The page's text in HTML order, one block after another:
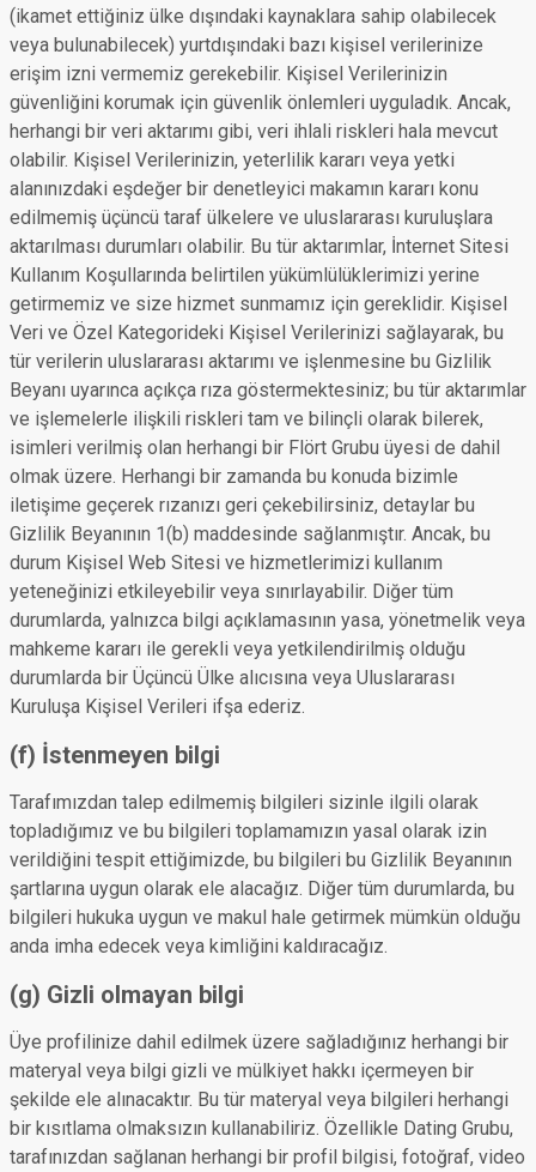
(ikamet ettiğiniz ülke dışındaki kaynaklara sahip olabilecek
veya bulunabilecek) yurtdışındaki bazı kişisel verilerinize
erişim izni vermemiz gerekebilir. Kişisel Verilerinizin
güvenliğini korumak için güvenlik önlemleri uyguladık. Ancak,
herhangi bir veri aktarımı gibi, veri ihlali riskleri hala mevcut
olabilir. Kişisel Verilerinizin, yeterlilik kararı veya yetki
alanınızdaki eşdeğer bir denetleyici makamın kararı konu
edilmemiş üçüncü taraf ülkelere ve uluslararası kuruluşlara
aktarılması durumları olabilir. Bu tür aktarımlar, İnternet Sitesi
Kullanım Koşullarında belirtilen yükümlülüklerimizi yerine
getirmemiz ve size hizmet sunmamız için gereklidir. Kişisel
Veri ve Özel Kategorideki Kişisel Verilerinizi sağlayarak, bu
tür verilerin uluslararası aktarımı ve işlenmesine bu Gizlilik
Beyanı uyarınca açıkça rıza göstermektesiniz; bu tür aktarımlar
ve işlemelerle ilişkili riskleri tam ve bilinçli olarak bilerek,
isimleri verilmiş olan herhangi bir Flört Grubu üyesi de dahil
olmak üzere. Herhangi bir zamanda bu konuda bizimle
iletişime geçerek rızanızı geri çekebilirsiniz, detaylar bu
Gizlilik Beyanının 1(b) maddesinde sağlanmıştır. Ancak, bu
durum Kişisel Web Sitesi ve hizmetlerimizi kullanım
yeteneğinizi etkileyebilir veya sınırlayabilir. Diğer tüm
durumlarda, yalnızca bilgi açıklamasının yasa, yönetmelik veya
mahkeme kararı ile gerekli veya yetkilendirilmiş olduğu
durumlarda bir Üçüncü Ülke alıcısına veya Uluslararası
Kuruluşa Kişisel Verileri ifşa ederiz.
(f) İstenmeyen bilgi
Tarafımızdan talep edilmemiş bilgileri sizinle ilgili olarak
topladığımız ve bu bilgileri toplamamızın yasal olarak izin
verildiğini tespit ettiğimizde, bu bilgileri bu Gizlilik Beyanının
şartlarına uygun olarak ele alacağız. Diğer tüm durumlarda, bu
bilgileri hukuka uygun ve makul hale getirmek mümkün olduğu
anda imha edecek veya kimliğini kaldıracağız.
(g) Gizli olmayan bilgi
Üye profilinize dahil edilmek üzere sağladığınız herhangi bir
materyal veya bilgi gizli ve mülkiyet hakkı içermeyen bir
şekilde ele alınacaktır. Bu tür materyal veya bilgileri herhangi
bir kısıtlama olmaksızın kullanabiliriz. Özellikle Dating Grubu,
tarafınızdan sağlanan herhangi bir profil bilgisi, fotoğraf, video